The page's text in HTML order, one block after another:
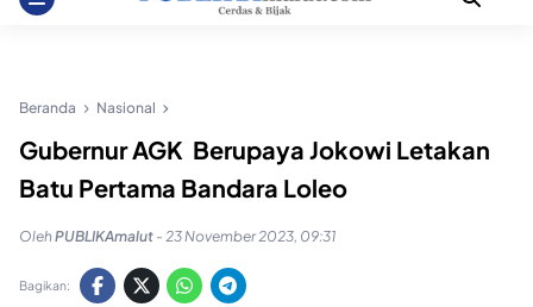
Beranda Nasional
Gubernur AGK Berupaya Jokowi Letakan
Batu Pertama Bandara Loleo
OlehPUBLIKAmalut - 23 November 2023, 09:31
Bagikan: